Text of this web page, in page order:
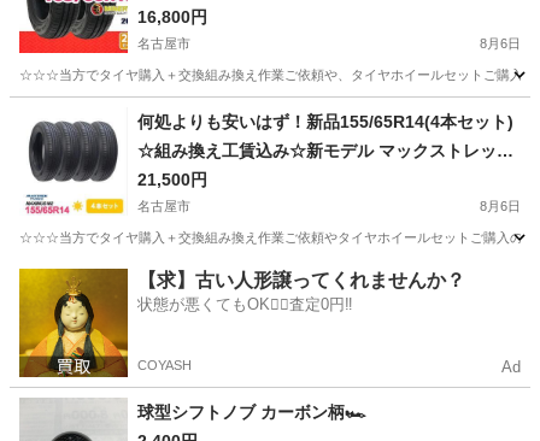
r0.56
16,800円
名古屋市 8月6日
☆☆☆当方でタイヤ購入＋交換組み換え作業ご依頼や、タイヤホイールセットご購入
タイヤ、ホイール
何処よりも安いはず！新品155/65R14(4本セット)
☆組み換え工賃込み☆新モデル マックストレック
M2✨更にアフターフォローの特典が2点付き！！
⑥
21,500円
名古屋市 8月6日
☆☆☆当方でタイヤ購入＋交換組み換え作業ご依頼やタイヤホイールセットご購入の
タイヤ、ホイール タイヤ
【求】古い人形譲ってくれませんか？
状態が悪くてもOK🙆‍♀️査定0円‼️
COYASH Ad
球型シフトノブ カーボン柄🏎️